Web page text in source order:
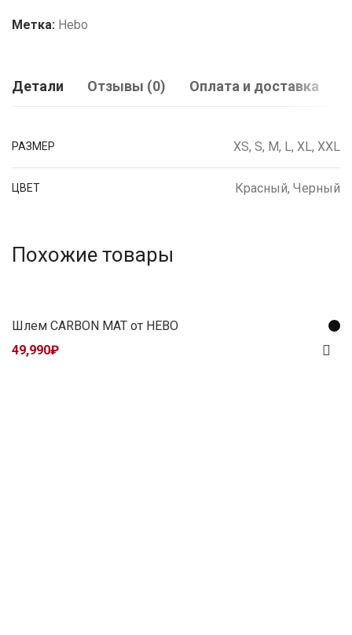
Метка: Hebo
Детали Отзывы (0) Оплата и доставка
РАЗМЕР XS, S, M, L, XL, XXL
ЦВЕТ Красный, Черный
Похожие товары
Шлем CARBON MAT от HEBO
49,990₽